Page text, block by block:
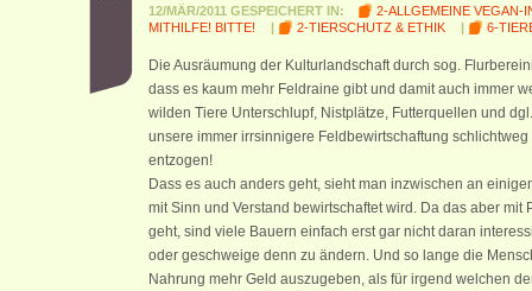
12/MÄR/2011 GESPEICHERT IN:
2-ALLGEMEINE VEGAN-
MITHILFE! BITTE!
| 2-TIERSCHUTZ & ETHIK | 6-
Die Ausräumung der Kulturlandschaft durch sog.
dass es kaum mehr Feldraine gibt und damit auch immer
wilden Tiere Unterschlupf, Nistplätze, Futterquellen und
unsere immer irrsinnigere Feldbewirtschaftung
entzogen!
Dass es auch anders geht, sieht man inzwischen an
mit Sinn und Verstand bewirtschaftet wird. Da das aber
geht, sind viele Bauern einfach erst gar nicht daran
oder geschweige denn zu ändern. Und so lange die
Nahrung mehr Geld auszugeben, als für irgend welchen